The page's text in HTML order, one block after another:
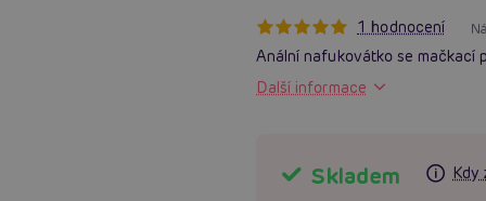
1 hodnocení
Anální nafukovátko se mačkací
Další informace
Skladem Kdy